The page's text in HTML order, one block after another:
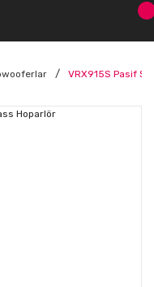
VRX915S Pasif